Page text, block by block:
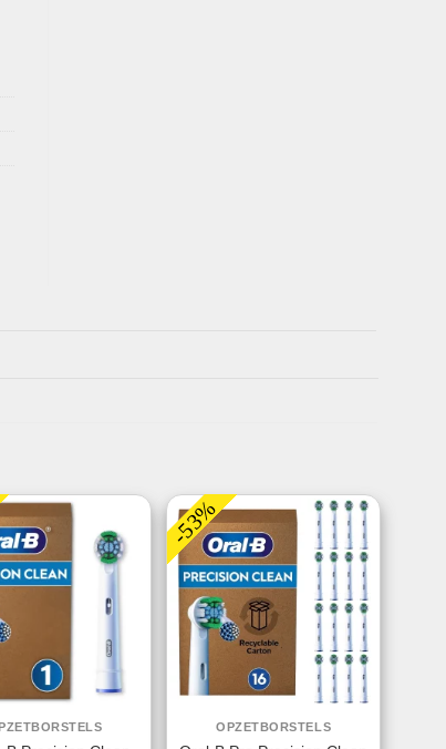
-53%
OPZETBORSTELS